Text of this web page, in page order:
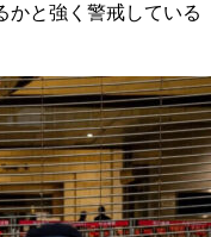
かと強く警戒している